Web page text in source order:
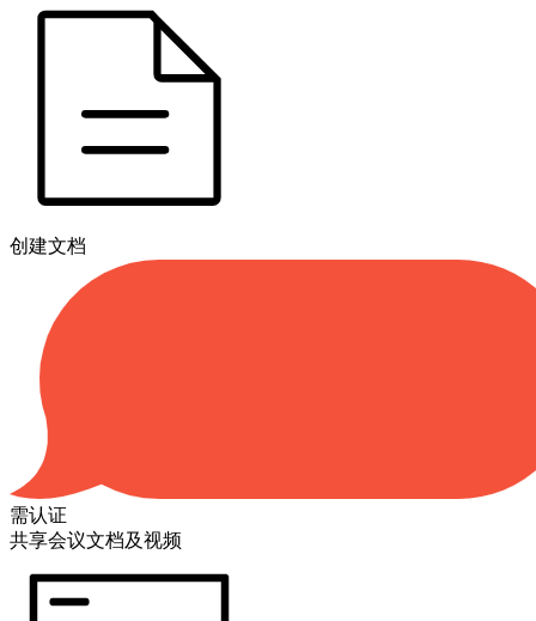
创建文档
需认证
共享会议文档及视频